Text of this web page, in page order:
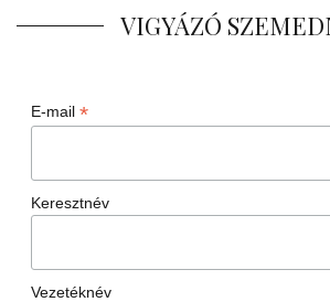
VIGYÁZÓ
E-mail *
Keresztnév
Vezetéknév